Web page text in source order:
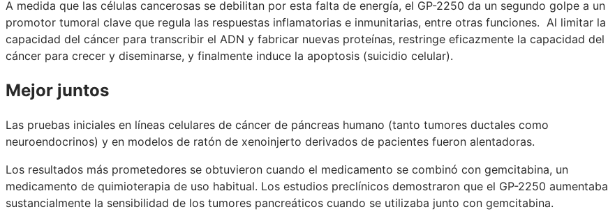
A medida que las células cancerosas se debilitan por esta falta de energía, el GP-2250 da un segundo golpe a un
promotor tumoral clave que regula las respuestas inflamatorias e inmunitarias, entre otras funciones. Al limitar la
capacidad del cáncer para transcribir el ADN y fabricar nuevas proteínas, restringe eficazmente la capacidad del
cáncer para crecer y diseminarse, y finalmente induce la apoptosis (suicidio celular).
Mejor juntos
Las pruebas iniciales en líneas celulares de cáncer de páncreas humano (tanto tumores ductales como
neuroendocrinos) y en modelos de ratón de xenoinjerto derivados de pacientes fueron alentadoras.
Los resultados más prometedores se obtuvieron cuando el medicamento se combinó con gemcitabina, un
medicamento de quimioterapia de uso habitual. Los estudios preclínicos demostraron que el GP-2250 aumentaba
sustancialmente la sensibilidad de los tumores pancreáticos cuando se utilizaba junto con gemcitabina.